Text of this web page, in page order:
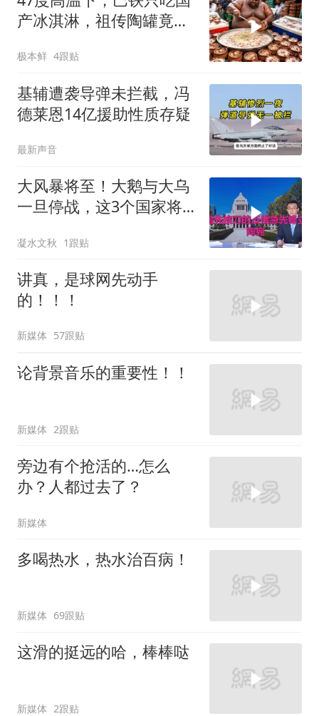
产冰淇淋，祖传陶罐竟还
极本鲜 4跟贴
基辅遭袭导弹未拦截，冯
德莱恩14亿援助性质存疑
最新声音
大风暴将至！大鹅与大乌
一旦停战，这3个国家将
凝水文秋 1跟贴
讲真，是球网先动手
的！！！
新媒体 57跟贴
论背景音乐的重要性！！
新媒体 2跟贴
旁边有个抢活的…怎么
办？人都过去了？
新媒体
多喝热水，热水治百病！
新媒体 69跟贴
这滑的挺远的哈，棒棒哒
新媒体 2跟贴